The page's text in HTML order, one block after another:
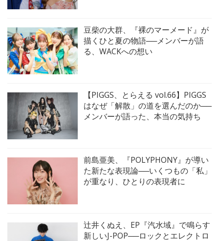
豆柴の大群、『裸のマーメード』が
描くひと夏の物語──メンバーが語
る、WACKへの想い
【PIGGS、とらえる vol.66】PIGGS
はなぜ「解散」の道を選んだのか──
メンバーが語った、本当の気持ち
前島亜美、『POLYPHONY』が導い
た新たな表現論──いくつもの「私」
が重なり、ひとりの表現者に
辻井くぬえ、EP『汽水域』で鳴らす
新しいJ-POP──ロックとエレクトロ